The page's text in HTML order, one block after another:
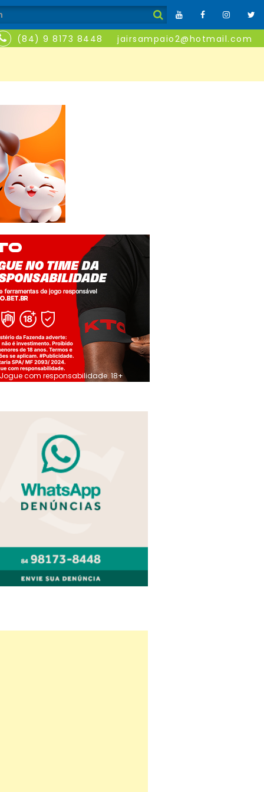
(84) 9 8173 8448 jairsampaio2@hotmail.com
Jogue com responsabilidade. 18+